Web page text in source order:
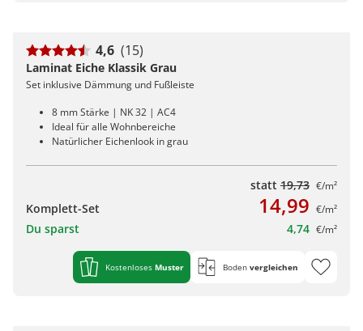
4,6 (15)
Laminat Eiche Klassik Grau
Set inklusive Dämmung und Fußleiste
8 mm Stärke | NK 32 | AC4
Ideal für alle Wohnbereiche
Natürlicher Eichenlook in grau
statt 19,73 €/m²
Komplett-Set 14,99 €/m²
Du sparst 4,74 €/m²
Kostenloses Muster Boden vergleichen